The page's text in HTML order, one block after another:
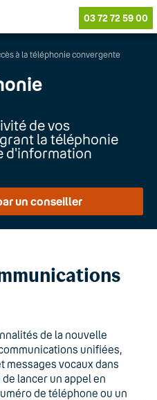
03 72 72 59 00
à la téléphonie convergente
de vos
la téléphonie
d'information
un conseiller
de la nouvelle
unifiées,
messages vocaux dans
lancer un appel en
de téléphone ou un